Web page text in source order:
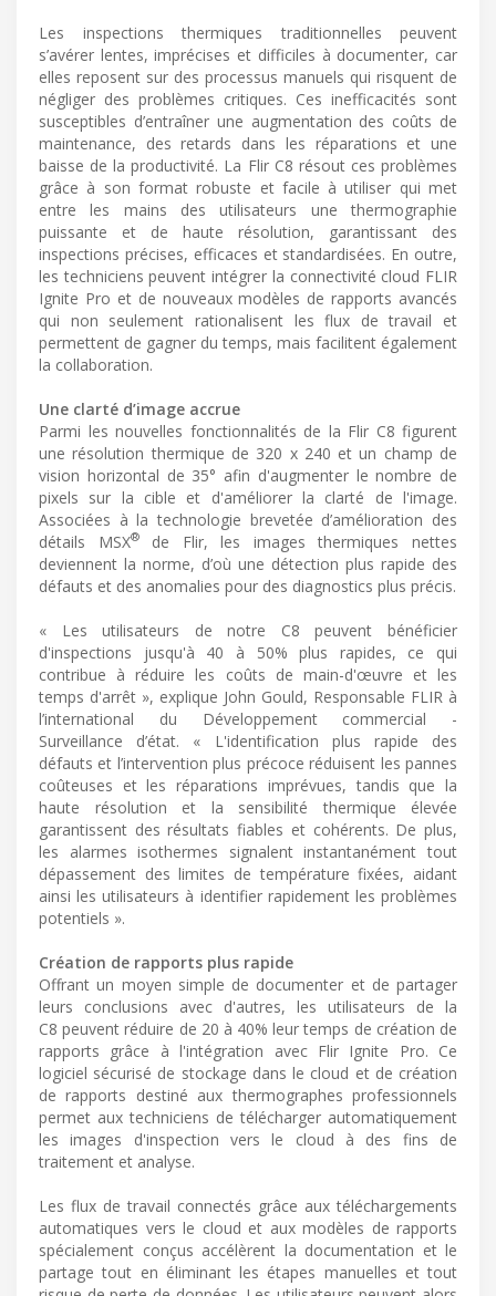
Les inspections thermiques traditionnelles peuvent
s’avérer lentes, imprécises et difficiles à documenter, car
elles reposent sur des processus manuels qui risquent de
négliger des problèmes critiques. Ces inefficacités sont
susceptibles d’entraîner une augmentation des coûts de
maintenance, des retards dans les réparations et une
baisse de la productivité. La Flir C8 résout ces problèmes
grâce à son format robuste et facile à utiliser qui met
entre les mains des utilisateurs une thermographie
puissante et de haute résolution, garantissant des
inspections précises, efficaces et standardisées. En outre,
les techniciens peuvent intégrer la connectivité cloud FLIR
Ignite Pro et de nouveaux modèles de rapports avancés
qui non seulement rationalisent les flux de travail et
permettent de gagner du temps, mais facilitent également
la collaboration.
Une clarté d’image accrue
Parmi les nouvelles fonctionnalités de la Flir C8 figurent
une résolution thermique de 320 x 240 et un champ de
vision horizontal de 35° afin d'augmenter le nombre de
pixels sur la cible et d'améliorer la clarté de l'image.
Associées à la technologie brevetée d’amélioration des
détails MSX®de Flir, les images thermiques nettes
deviennent la norme, d’où une détection plus rapide des
défauts et des anomalies pour des diagnostics plus précis.
« Les utilisateurs de notre C8 peuvent bénéficier
d'inspections jusqu'à 40 à 50% plus rapides, ce qui
contribue à réduire les coûts de main-d'œuvre et les
temps d'arrêt », explique John Gould, Responsable FLIR à
l’international du Développement commercial -
Surveillance d’état. « L'identification plus rapide des
défauts et l’intervention plus précoce réduisent les pannes
coûteuses et les réparations imprévues, tandis que la
haute résolution et la sensibilité thermique élevée
garantissent des résultats fiables et cohérents. De plus,
les alarmes isothermes signalent instantanément tout
dépassement des limites de température fixées, aidant
ainsi les utilisateurs à identifier rapidement les problèmes
potentiels ».
Création de rapports plus rapide
Offrant un moyen simple de documenter et de partager
leurs conclusions avec d'autres, les utilisateurs de la
C8 peuvent réduire de 20 à 40% leur temps de création de
rapports grâce à l'intégration avec Flir Ignite Pro. Ce
logiciel sécurisé de stockage dans le cloud et de création
de rapports destiné aux thermographes professionnels
permet aux techniciens de télécharger automatiquement
les images d'inspection vers le cloud à des fins de
traitement et analyse.
Les flux de travail connectés grâce aux téléchargements
automatiques vers le cloud et aux modèles de rapports
spécialement conçus accélèrent la documentation et le
partage tout en éliminant les étapes manuelles et tout